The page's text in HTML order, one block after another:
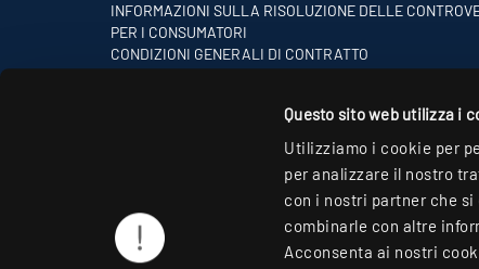
Questo sito web utilizza i
Utilizziamo i cookie per
per analizzare il nostro
con i nostri partner che
combinarle con altre
Acconsenta ai nostri
INFORMAZIONI SULLA RISOLUZIONE DELLE
PER I CONSUMATORI
CONDIZIONI GENERALI DI CONTRATTO